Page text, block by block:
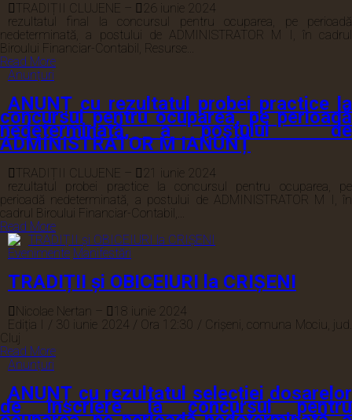
TRADIȚII CLUJENE
26 iunie 2024
rezultatul final la concursul pentru ocuparea, pe perioadă
nedeterminată, a postului de ADMINISTRATOR M I, în cadrul
Biroului Financiar-Contabil, Resurse...
Read More
Anunțuri
ANUNȚ cu rezultatul probei practice la
concursul pentru ocuparea, pe perioadă
nedeterminată, a postului de
ADMINISTRATOR M IANUNȚ
TRADIȚII CLUJENE
21 iunie 2024
rezultatul probei practice la concursul pentru ocuparea, pe
perioadă nedeterminată, a postului de ADMINISTRATOR M I, în
cadrul Biroului Financiar-Contabil,...
Read More
Evenimente Manifestări
TRADIȚII și OBICEIURI la CRIȘENI
Nicolae Nertan
18 iunie 2024
Ediția I / 30 iunie 2024 / Ora 12:30 / Crișeni, comuna Mociu, jud.
Cluj
Read More
Anunțuri
ANUNȚ cu rezultatul selecției dosarelor
de înscriere la concursul pentru